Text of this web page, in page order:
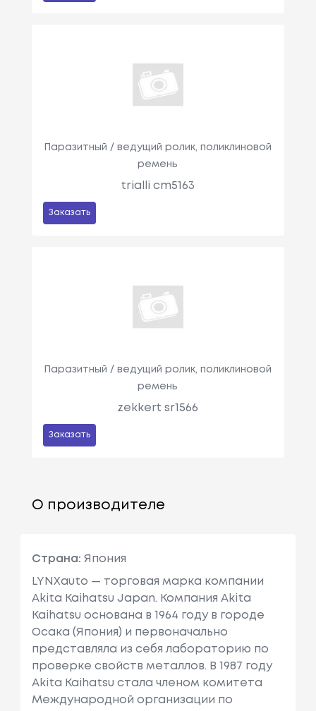
Паразитный / ведущий ролик, поликлиновой
ремень
trialli cm5163
Заказать
Паразитный / ведущий ролик, поликлиновой
ремень
zekkert sr1566
Заказать
О производителе
Страна: Япония
LYNXauto — торговая марка компании
Akita Kaihatsu Japan. Компания Akita
Kaihatsu основана в 1964 году в городе
Осака (Япония) и первоначально
представляла из себя лабораторию по
проверке свойств металлов. В 1987 году
Akita Kaihatsu стала членом комитета
Международной организации по